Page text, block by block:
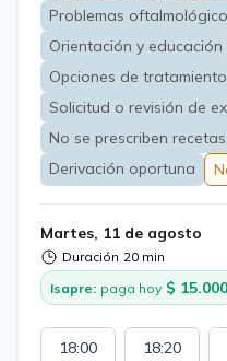
paciente. Me aseguro de
no solo la patología
factores personales y de
bienestar visual.
acompañar cada
integral, donde
la condición ocular de
objetivo permitir a los
diagnóstico, opciones
importancia de seguir las
para lograr una mejora
Problemas
Orientación y educación
Opciones de
Solicitud o revisión de
No se prescriben
Derivación oportuna
Martes, 11 de agosto
Duración 20 min
Isapre: paga hoy $
18:00 18:20